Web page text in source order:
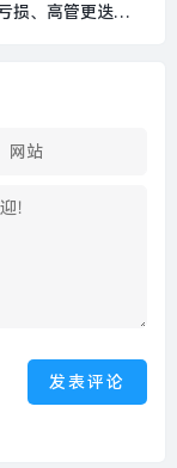
损、高管更迭，